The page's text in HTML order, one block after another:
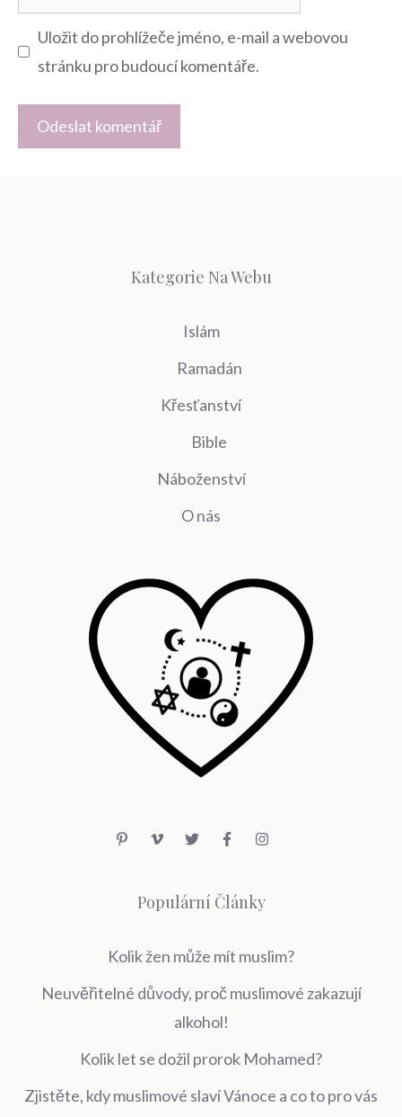
mail
Uložit do prohlížeče jméno, e-mail a webovou
stránku pro budoucí komentáře.
Kategorie Na Webu
Islám
Ramadán
Křesťanství
Bible
Náboženství
O nás
Populární Články
Kolik žen může mít muslim?
Neuvěřitelné důvody, proč muslimové zakazují
alkohol!
Kolik let se dožil prorok Mohamed?
Zjistěte, kdy muslimové slaví Vánoce a co to pro vás